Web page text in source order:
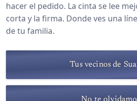
hacer el pedido. La cinta se lee
corta y la firma. Donde ves una
de tu familia.
Tus vecinos de